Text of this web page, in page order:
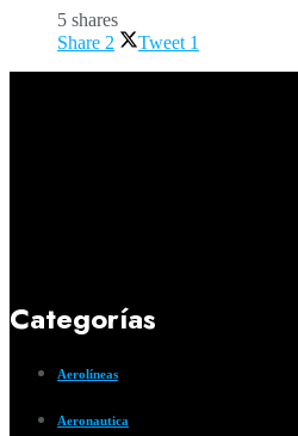
5 shares
Share 2 Tweet 1
Categorías
Aerolíneas
Aeronautica